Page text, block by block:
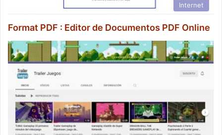
Internet
Format PDF : Editor de Documentos PDF Online